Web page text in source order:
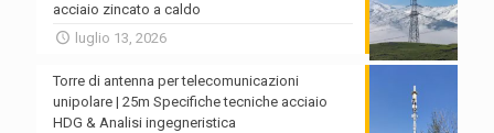
acciaio zincato a caldo
luglio 13, 2026
Torre di antenna per telecomunicazioni
unipolare | 25m Specifiche tecniche acciaio
HDG & Analisi ingegneristica